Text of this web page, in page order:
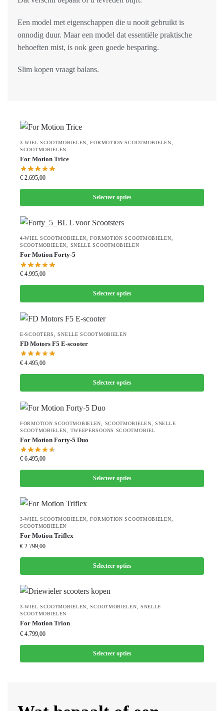
Een model met eigenschappen die u nooit gebruikt is
onnodig duur. Maar een model dat essentiële praktische
behoeften mist, is ook geen goede besparing.
Slim kopen vraagt balans.
3-WIEL SCOOTMOBIELEN ,FORMOTION SCOOTMOBIELEN
SCOOTMOBIELEN
For Motion Trice
€ 2.695,00
Selecteer opties
4-WIEL SCOOTMOBIELEN,FORMOTION SCOOTMOBIELEN,
SCOOTMOBIELEN, SNELLE SCOOTMOBIELEN
For Motion Forty-5
€ 4.995,00
Selecteer opties
E-SCOOTERS ,SNELLE SCOOTMOBIELEN
FD Motors F5 E-scooter
€ 4.495,00
Selecteer opties
FORMOTION SCOOTMOBIELEN SCOOTMOBIELEN ,SNELLE
SCOOTMOBIELEN
TWEEPERSOONS SCOOTMOBIEL
For Motion Forty-5 Duo
€ 6.495,00
Selecteer opties
3-WIEL SCOOTMOBIELEN,FORMOTION SCOOTMOBIELEN,
SCOOTMOBIELEN
For Motion Triflex
€ 2.799,00
Selecteer opties
3-WIEL SCOOTMOBIELEN,SCOOTMOBIELEN, SNELLE
SCOOTMOBIELEN
For Motion Trion
€ 4.799,00
Selecteer opties